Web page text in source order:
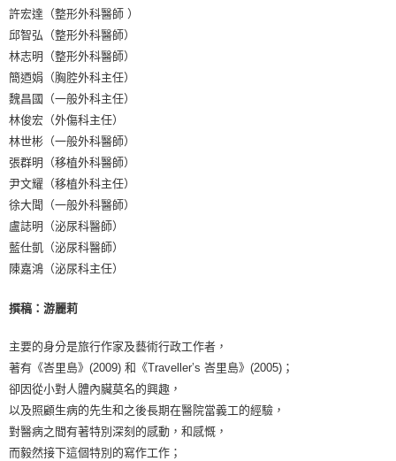
許宏達（整形外科醫師 ）
邱智弘（整形外科醫師）
林志明（整形外科醫師）
簡迺娟（胸腔外科主任）
魏昌國（一般外科主任）
林俊宏（外傷科主任）
林世彬（一般外科醫師）
張群明（移植外科醫師）
尹文耀（移植外科主任）
徐大聞（一般外科醫師）
盧誌明（泌尿科醫師）
藍仕凱（泌尿科醫師）
陳嘉鴻（泌尿科主任）
撰稿：游麗莉
主要的身分是旅行作家及藝術行政工作者，
著有《峇里島》(2009) 和《Traveller’s 峇里島》(2005)；
卻因從小對人體內臟莫名的興趣，
以及照顧生病的先生和之後長期在醫院當義工的經驗，
對醫病之間有著特別深刻的感動，和感慨，
而毅然接下這個特別的寫作工作；